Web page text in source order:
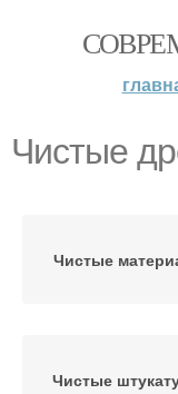
Чистые
Чистые
Чистые